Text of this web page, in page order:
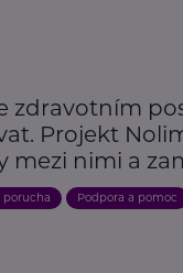
zdravotním
Projekt
mezi nimi a
porucha Podpora a pomoc